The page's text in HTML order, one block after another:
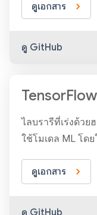
ดูเอกสาร
ดู GitHub
ไลบรารีที่เร่งด้ว
ใช้โมเดล ML โด
ดูเอกสาร